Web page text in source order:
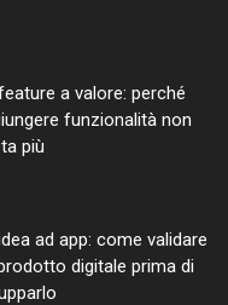
a valore: perché
funzionalità non
più
ad app: come validare
digitale prima di